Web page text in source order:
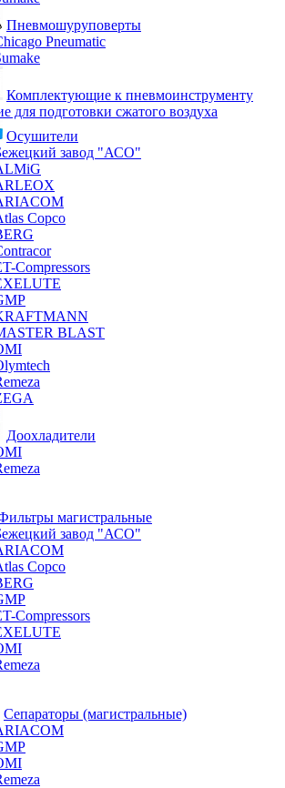
Пневмошуруповерты
Pneumatic
Комплектующие к пневмоинструменту
для подготовки сжатого воздуха
Осушители
завод "АСО"
Copco
Compressors
BLAST
Доохладители
магистральные
завод "АСО"
Copco
Compressors
Сепараторы (магистральные)